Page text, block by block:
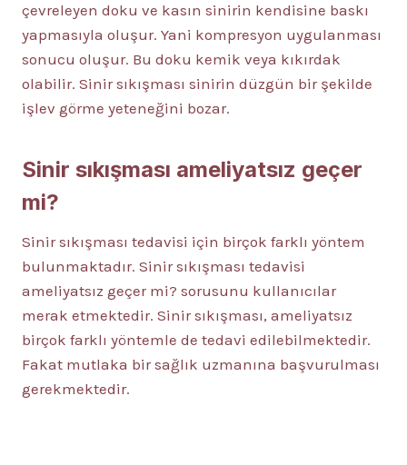
çevreleyen doku ve kasın sinirin kendisine baskı
yapmasıyla oluşur. Yani kompresyon uygulanması
sonucu oluşur. Bu doku kemik veya kıkırdak
olabilir. Sinir sıkışması sinirin düzgün bir şekilde
işlev görme yeteneğini bozar.
Sinir sıkışması ameliyatsız geçer
mi?
Sinir sıkışması tedavisi için birçok farklı yöntem
bulunmaktadır. Sinir sıkışması tedavisi
ameliyatsız geçer mi? sorusunu kullanıcılar
merak etmektedir. Sinir sıkışması, ameliyatsız
birçok farklı yöntemle de tedavi edilebilmektedir.
Fakat mutlaka bir sağlık uzmanına başvurulması
gerekmektedir.